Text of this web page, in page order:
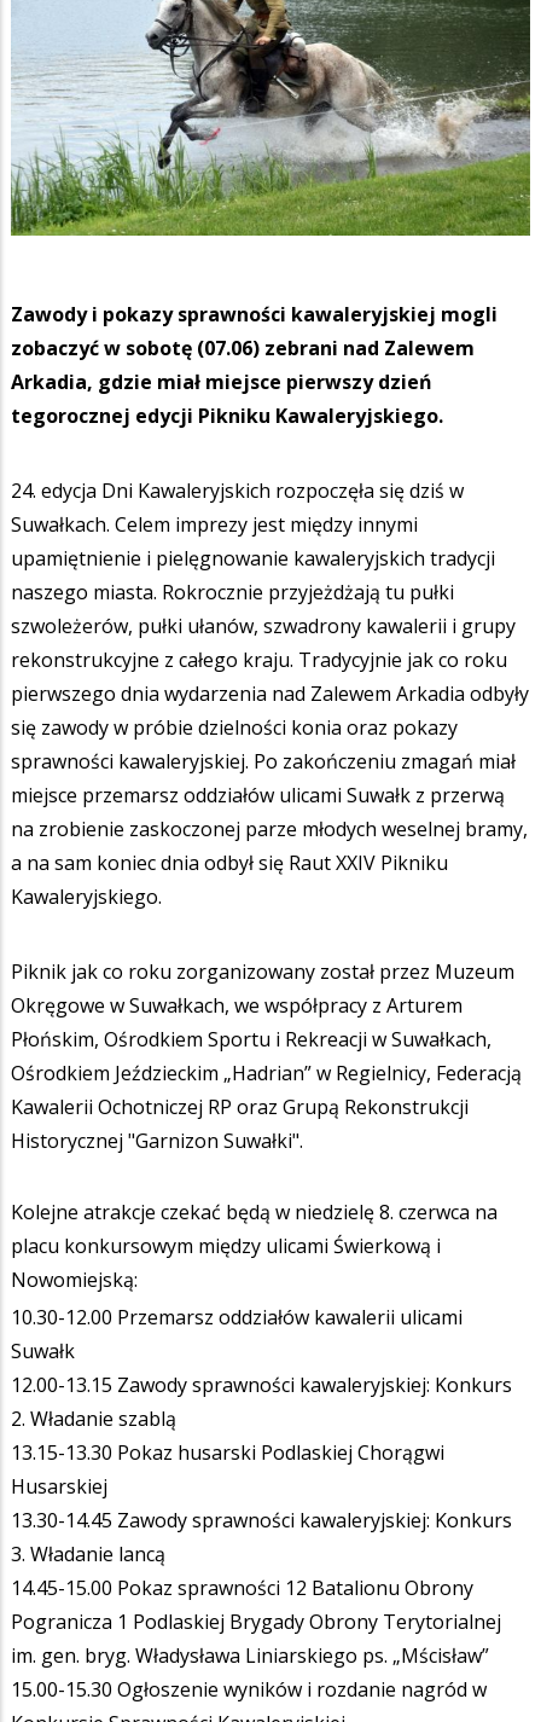
Zawody i pokazy sprawności kawaleryjskiej mogli
zobaczyć w sobotę (07.06) zebrani nad Zalewem
Arkadia, gdzie miał miejsce pierwszy dzień
tegorocznej edycji Pikniku Kawaleryjskiego.
24. edycja Dni Kawaleryjskich rozpoczęła się dziś w
Suwałkach. Celem imprezy jest między innymi
upamiętnienie i pielęgnowanie kawaleryjskich tradycji
naszego miasta. Rokrocznie przyjeżdżają tu pułki
szwoleżerów, pułki ułanów, szwadrony kawalerii i grupy
rekonstrukcyjne z całego kraju. Tradycyjnie jak co roku
pierwszego dnia wydarzenia nad Zalewem Arkadia odbyły
się zawody w próbie dzielności konia oraz pokazy
sprawności kawaleryjskiej. Po zakończeniu zmagań miał
miejsce przemarsz oddziałów ulicami Suwałk z przerwą
na zrobienie zaskoczonej parze młodych weselnej bramy,
a na sam koniec dnia odbył się Raut XXIV Pikniku
Kawaleryjskiego.
Piknik jak co roku zorganizowany został przez Muzeum
Okręgowe w Suwałkach, we współpracy z Arturem
Płońskim, Ośrodkiem Sportu i Rekreacji w Suwałkach,
Ośrodkiem Jeździeckim „Hadrian” w Regielnicy, Federacją
Kawalerii Ochotniczej RP oraz Grupą Rekonstrukcji
Historycznej "Garnizon Suwałki".
Kolejne atrakcje czekać będą w niedzielę 8. czerwca na
placu konkursowym między ulicami Świerkową i
Nowomiejską:
10.30-12.00 Przemarsz oddziałów kawalerii ulicami
Suwałk
12.00-13.15 Zawody sprawności kawaleryjskiej: Konkurs
2. Władanie szablą
13.15-13.30 Pokaz husarski Podlaskiej Chorągwi
Husarskiej
13.30-14.45 Zawody sprawności kawaleryjskiej: Konkurs
3. Władanie lancą
14.45-15.00 Pokaz sprawności 12 Batalionu Obrony
Pogranicza 1 Podlaskiej Brygady Obrony Terytorialnej
im. gen. bryg. Władysława Liniarskiego ps. „Mścisław”
15.00-15.30 Ogłoszenie wyników i rozdanie nagród w